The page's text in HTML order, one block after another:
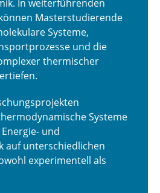
In weiterführenden
Masterstudierende
Systeme,
und die
thermischer
Systeme
und
auf unterschiedlichen
experimentell als